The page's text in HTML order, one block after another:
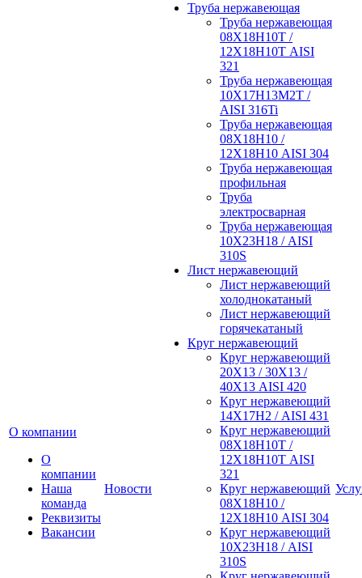
О компании
О
компании
Наша
команда
Реквизиты
Вакансии
Новости
Труба нержавеющая
Труба нержавеющая
08Х18Н10Т /
12Х18Н10Т AISI
321
Труба нержавеющая
10Х17Н13М2Т /
AISI 316Ti
Труба нержавеющая
08Х18Н10 /
12Х18Н10 AISI 304
Труба нержавеющая
профильная
Труба
электросварная
Труба нержавеющая
10Х23Н18 / AISI
310S
Лист нержавеющий
Лист нержавеющий
холоднокатаный
Лист нержавеющий
горячекатаный
Круг нержавеющий
Круг нержавеющий
20Х13 / 30Х13 /
40Х13 AISI 420
Круг нержавеющий
14Х17Н2 / AISI 431
Круг нержавеющий
08Х18Н10Т /
12Х18Н10Т AISI
321
Круг нержавеющий
08Х18Н10 /
12Х18Н10 AISI 304
Круг нержавеющий
10Х23Н18 / AISI
310S